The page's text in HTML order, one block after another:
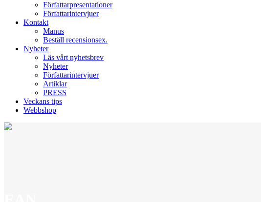
Författarpresentationer
Författarintervjuer
Kontakt
Manus
Beställ recensionsex.
Nyheter
Läs vårt nyhetsbrev
Nyheter
Författarintervjuer
Artiklar
PRESS
Veckans tips
Webbshop